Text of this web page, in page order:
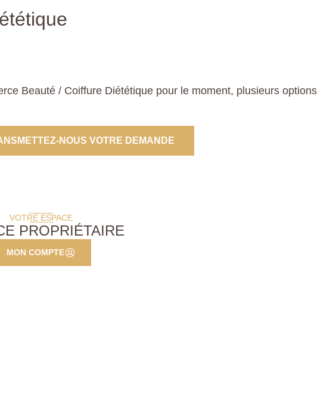
Beauté / Coiffure Diététique pour le moment, plusieurs options
NOUS VOTRE DEMANDE
VOTRE ESPACE
PROPRIÉTAIRE
MON COMPTE